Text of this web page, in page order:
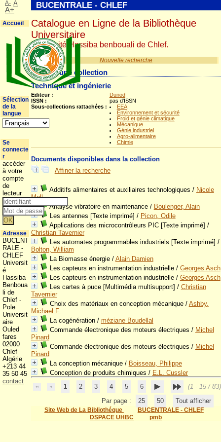
Nouvelle recherche
Détail d'une collection
Technique et ingénierie
Editeur :
Dunod
ISSN :
pas d'ISSN
Sous-collections rattachées :
EEA
Environnement et sécurité
Froid et génie climatique
Mécanique
Génie industriel
Agro-alimentaire
Chimie
Documents disponibles dans la collection
Affiner la recherche
Additifs alimentaires et auxiliaires technologiques / Nicole
Moll
Analyse vibratoire en maintenance/ Boulenger, Alain
Les antennes [Texte imprimé] / Picon, Odile
Applications des microcontrôleurs PIC [Texte imprimé] /
Christian Tavernier
Les automates programmables industriels [Texte imprimé] /
Bolton, William
La Biomasse énergie/ Alain Damien
Les capteurs en instrumentation industrielle/ Georges Asch
Les capteurs en instrumentation industrielle/ Georges Asch
Les cartes à puce [Multimédia multisupport] / Christian
Tavernier
Choix des matériaux en conception mécanique/ Ashby,
Michael F.
La cogénération/ méziane Boudellal
Commande électronique des moteurs électriques / Michel
Pinard
Commande électronique des moteurs électriques / Michel
Pinard
La conception mécanique/ Boisseau, Philippe
Conception de produits chimiques / E.L. Cussler
1
2 3 4 5 6
(1 - 15 / 83)
Par page :
25 50 Tout afficher
Site Web de La Bibliothéque
BUCENTRALE - CHLEF
DSPACE UHBC
pmb
BUCENTRALE - CHLEF
Catalogue en Ligne de la Bibliothèque
Universitaire
Université Hassiba benbouali de Chlef.
A- A
A+
Accueil
Sélection
de la
langue
Se
connecte
r
accéder
à votre
compte
de
lecteur
Adresse
BUCENT
RALE -
CHLEF
Universit
é
Hassiba
Benboua
li de
Chlef -
Pole
Universit
aire
Ouled
fares
02000
Chlef
Algérie
+213 44
35 50 45
contact